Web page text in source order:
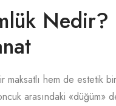
Nedir?
maksatlı hem de estetik
arasındaki «düğüm»